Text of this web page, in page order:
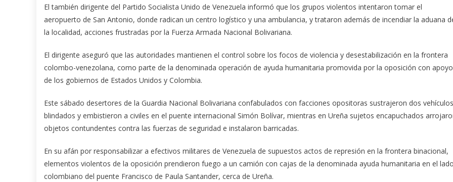
El también dirigente del Partido Socialista Unido de Venezuela informó que los grupos violentos intentaron tomar el
aeropuerto de San Antonio, donde radican un centro logístico y una ambulancia, y trataron además de incendiar la aduana
la localidad, acciones frustradas por la Fuerza Armada Nacional Bolivariana.
El dirigente aseguró que las autoridades mantienen el control sobre los focos de violencia y desestabilización en la frontera
colombo-venezolana, como parte de la denominada operación de ayuda humanitaria promovida por la oposición con apoyo
de los gobiernos de Estados Unidos y Colombia.
Este sábado desertores de la Guardia Nacional Bolivariana confabulados con facciones opositoras sustrajeron dos vehículos
blindados y embistieron a civiles en el puente internacional Simón Bolívar, mientras en Ureña sujetos encapuchados
objetos contundentes contra las fuerzas de seguridad e instalaron barricadas.
En su afán por responsabilizar a efectivos militares de Venezuela de supuestos actos de represión en la frontera binacional,
elementos violentos de la oposición prendieron fuego a un camión con cajas de la denominada ayuda humanitaria en el
colombiano del puente Francisco de Paula Santander, cerca de Ureña.